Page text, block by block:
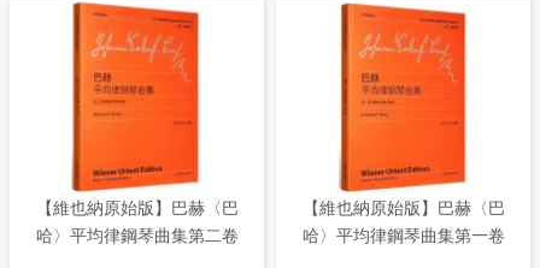
【維也納原始版】巴赫〈巴
哈〉平均律鋼琴曲集第二卷
【維也納原始版】巴赫〈巴
哈〉平均律鋼琴曲集第一卷